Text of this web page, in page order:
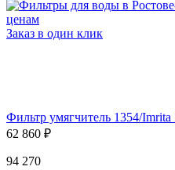
Заказ в один клик
Фильтр умягчитель 1354/Imrita
62 860 ₽
94 270